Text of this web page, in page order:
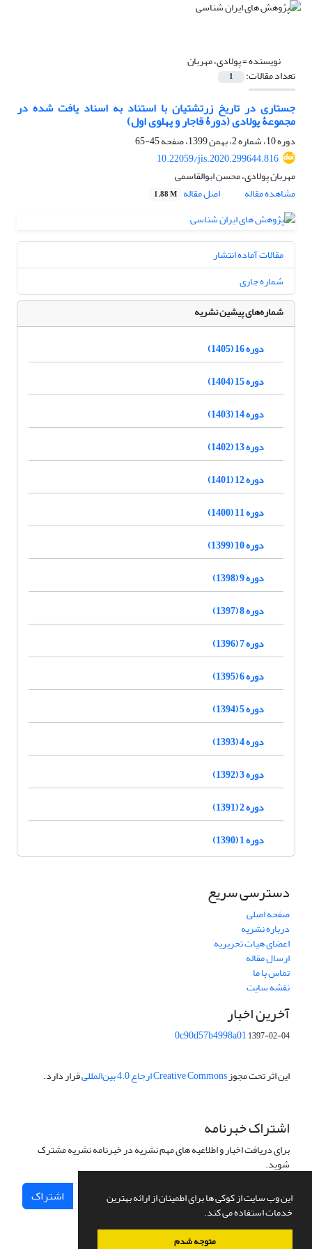
این وب سایت از کوکی ها برای اطمینان از ارائه بهترین
خدمات استفاده می کند.
متوجه شدم
نویسنده =پولادی، مهربان
تعداد مقالات: 1
جستاری در تاریخ زرتشتیان با استناد به اسناد یافت شده در
مجموعۀ پولادی (دورۀ قاجار و پهلوی اول)
دوره 10، شماره 2، بهمن 1399، صفحه
45-65
10.22059/jis.2020.299644.816
مهربان پولادی، محسن ابوالقاسمی
مشاهده مقاله
اصل مقاله 1.88 M
مقالات آماده انتشار
شماره جاری
شماره‌های پیشین نشریه
دوره 16 (1405)
دوره 15 (1404)
دوره 14 (1403)
دوره 13 (1402)
دوره 12 (1401)
دوره 11 (1400)
دوره 10 (1399)
دوره 9 (1398)
دوره 8 (1397)
دوره 7 (1396)
دوره 6 (1395)
دوره 5 (1394)
دوره 4 (1393)
دوره 3 (1392)
دوره 2 (1391)
دوره 1 (1390)
دسترسی سریع
صفحه اصلی
درباره نشریه
اعضای هیات تحریریه
ارسال مقاله
تماس با ما
نقشه سایت
آخرین اخبار
0c90d57b4998a011397-02-04
این اثر تحت مجوزCreative Commons ارجاع 4.0 بین‌المللی قرار دارد.
اشتراک خبرنامه
برای دریافت اخبار و اطلاعیه های مهم نشریه در خبرنامه نشریه مشترک
شوید.
اشتراک